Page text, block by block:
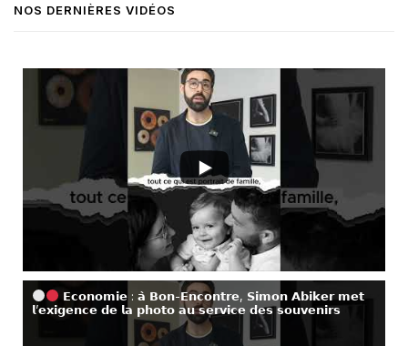
NOS DERNIÈRES VIDÉOS
𝗘𝗰𝗼𝗻𝗼𝗺𝗶𝗲 : 𝗮̀ 𝗕𝗼𝗻-𝗘𝗻𝗰𝗼𝗻𝘁𝗿𝗲, 𝗦𝗶𝗺𝗼𝗻 𝗔𝗯𝗶𝗸𝗲𝗿 𝗺𝗲𝘁
𝗹’𝗲𝘅𝗶𝗴𝗲𝗻𝗰𝗲 𝗱𝗲 𝗹𝗮 𝗽𝗵𝗼𝘁𝗼 𝗮𝘂 𝘀𝗲𝗿𝘃𝗶𝗰𝗲 𝗱𝗲𝘀 𝘀𝗼𝘂𝘃𝗲𝗻𝗶𝗿𝘀